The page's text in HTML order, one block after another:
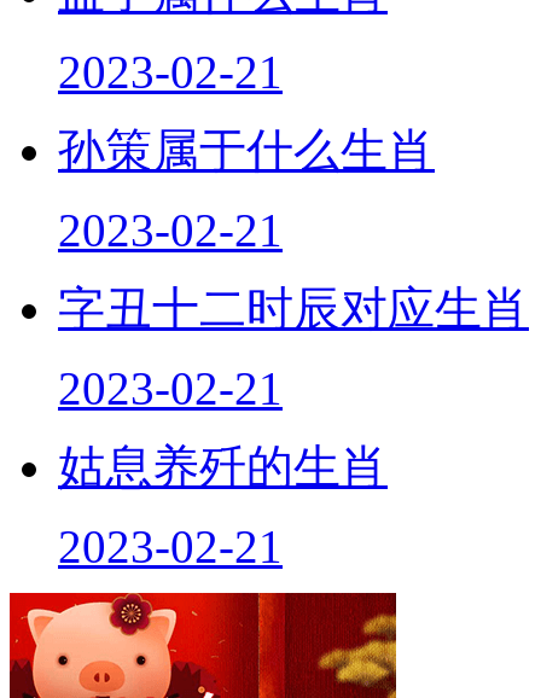
2023-02-21
孙策属于什么生肖
2023-02-21
字丑十二时辰对应生肖
2023-02-21
姑息养歼的生肖
2023-02-21